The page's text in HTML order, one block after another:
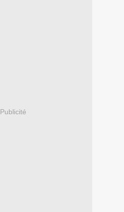
Publicité